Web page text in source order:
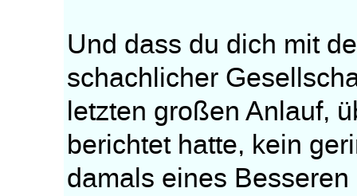
Und dass du dich mit
schachlicher
letzten großen Anlauf,
berichtet hatte, kein
damals eines